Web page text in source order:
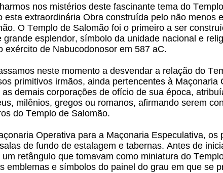
nos mistérios deste fascinante tema do
esta extraordinária Obra construída pelo não menos
O Templo de Salomão foi o primeiro a ser
esplendor, símbolo da unidade nacional e
exército de Nabucodonosor em 587 aC.
neste momento a desvendar a relação do
primitivos irmãos, ainda pertencentes à Maçonaria
demais corporações de ofício de sua época,
milênios, gregos ou romanos, afirmando serem
do Templo de Salomão.
Operativa para a Maçonaria Especulativa, os
de fundo de estalagem e tabernas. Antes de
retângulo que tomavam como miniatura do
emblemas e símbolos do painel do grau em que se